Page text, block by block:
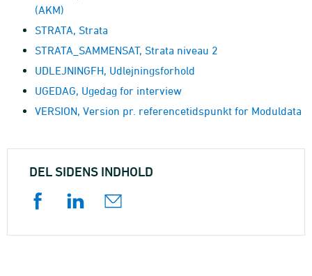
(AKM)
STRATA, Strata
STRATA_SAMMENSAT, Strata niveau 2
UDLEJNINGFH, Udlejningsforhold
UGEDAG, Ugedag for interview
VERSION, Version pr. referencetidspunkt for Moduldata
DEL SIDENS INDHOLD